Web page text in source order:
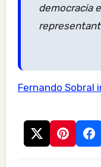
democracia
Fernando Sobral